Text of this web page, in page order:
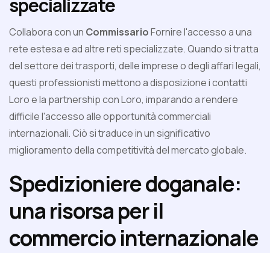
specializzate
Collabora con un CommissarioFornire l'accesso a una
rete estesa e ad altre reti specializzate. Quando si tratta
del settore dei trasporti, delle imprese o degli affari legali,
questi professionisti mettono a disposizione i contatti
Loro e la partnership con Loro, imparando a rendere
difficile l'accesso alle opportunità commerciali
internazionali. Ciò si traduce in un significativo
miglioramento della competitività del mercato globale.
Spedizioniere doganale:
una risorsa per il
commercio internazionale